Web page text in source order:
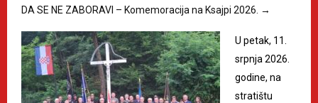
DA SE NE ZABORAVI – Komemoracija na Ksajpi 2026. →
U petak, 11.
srpnja 2026.
godine, na
stratištu